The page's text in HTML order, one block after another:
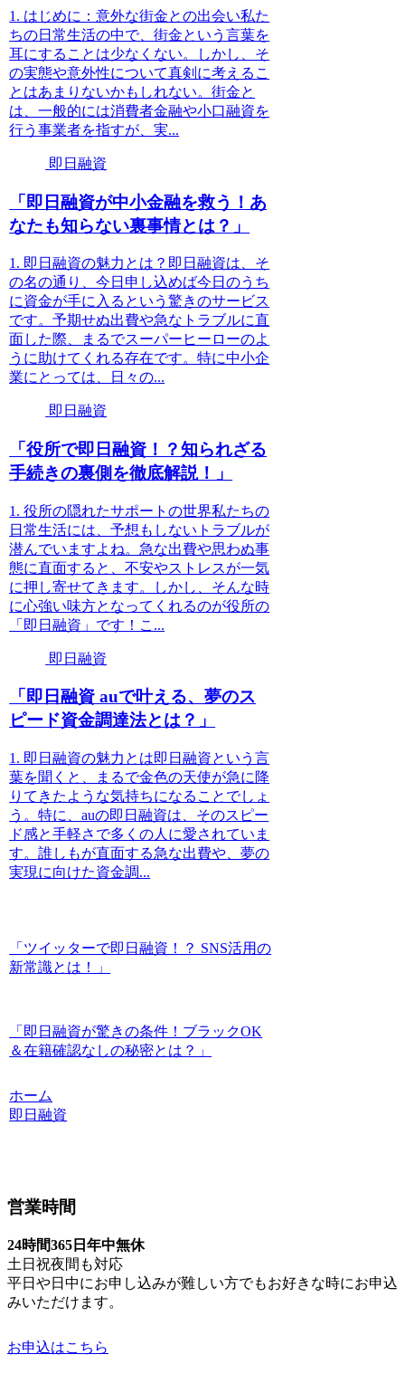
1. はじめに：意外な街金との出会い私た
ちの日常生活の中で、街金という言葉を
耳にすることは少なくない。しかし、そ
の実態や意外性について真剣に考えるこ
とはあまりないかもしれない。街金と
は、一般的には消費者金融や小口融資を
行う事業者を指すが、実...
即日融資
「即日融資が中小金融を救う！あ
なたも知らない裏事情とは？」
1. 即日融資の魅力とは？即日融資は、そ
の名の通り、今日申し込めば今日のうち
に資金が手に入るという驚きのサービス
です。予期せぬ出費や急なトラブルに直
面した際、まるでスーパーヒーローのよ
うに助けてくれる存在です。特に中小企
業にとっては、日々の...
即日融資
「役所で即日融資！？知られざる
手続きの裏側を徹底解説！」
1. 役所の隠れたサポートの世界私たちの
日常生活には、予想もしないトラブルが
潜んでいますよね。急な出費や思わぬ事
態に直面すると、不安やストレスが一気
に押し寄せてきます。しかし、そんな時
に心強い味方となってくれるのが役所の
「即日融資」です！こ...
即日融資
「即日融資 auで叶える、夢のス
ピード資金調達法とは？」
1. 即日融資の魅力とは即日融資という言
葉を聞くと、まるで金色の天使が急に降
りてきたような気持ちになることでしょ
う。特に、auの即日融資は、そのスピー
ド感と手軽さで多くの人に愛されていま
す。誰しもが直面する急な出費や、夢の
実現に向けた資金調...
「ツイッターで即日融資！？ SNS活用の
新常識とは！」
「即日融資が驚きの条件！ブラックOK
＆在籍確認なしの秘密とは？」
ホーム
即日融資
営業時間
24時間365日年中無休
土日祝夜間も対応
平日や日中にお申し込みが難しい方でもお好きな時にお申込
みいただけます。
お申込はこちら